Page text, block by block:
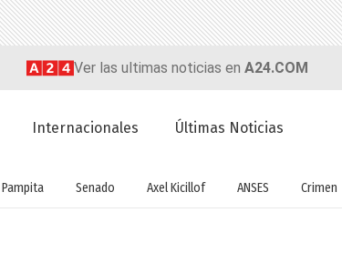
Ver las ultimas noticias en A24.COM
Internacionales Últimas Noticias
Pampita Senado Axel Kicillof ANSES Crimen